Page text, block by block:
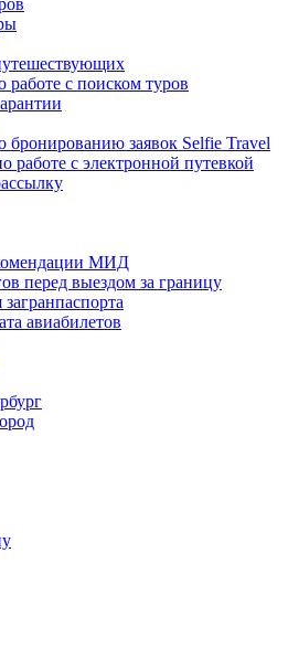
работе с поиском туров
бронированию заявок Selfie Travel
работе с электронной путевкой
МИД
перед выездом за границу
авиабилетов